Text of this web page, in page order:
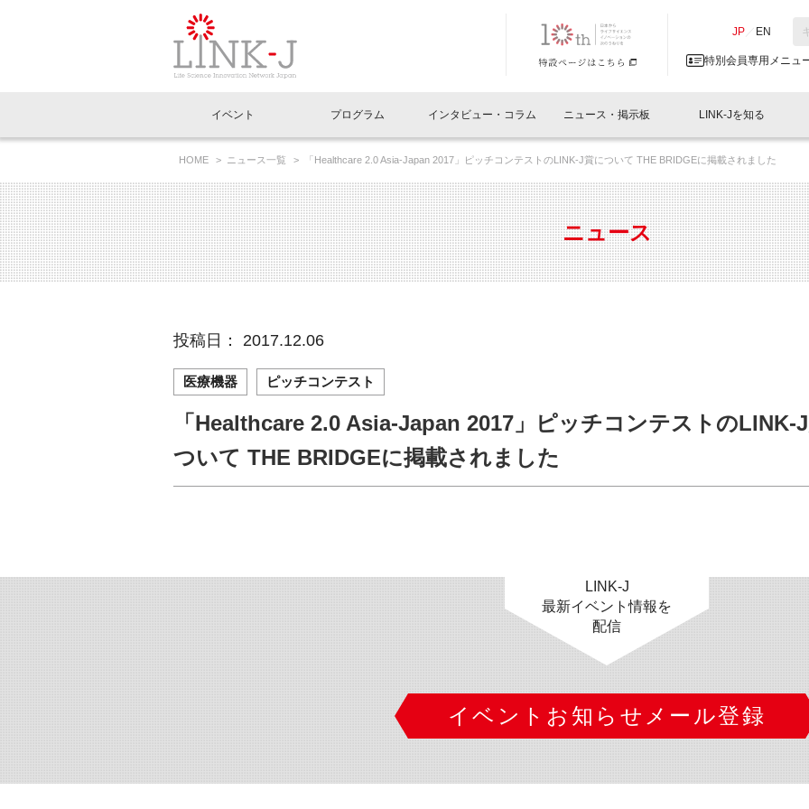
JP EN
特別会員専用メニュ
イベントお知らせメール登録
閉じる
イベント
イベント一覧
LINK-J主催・共催 特別会員開催
LINK-J協賛・協力 出展・参加
イベントレポート一覧
LINK-J主催・共催
LINK-J協賛・協力
プログラム
Out of Box相談室 What's "UNIKORN"？
インタビュー・コラム
インタビュー・コラム一覧
スペシャルインタビュー ベンチャーインタビュー 会報
連載コラム サポーターコラム 日本
ニュース・掲示板
ニュース一覧
トピック プレスリリース
メディア情報 海外関連
協賛・協力
人と情報の交流掲示板一覧
会員プレスリリース
募集
LINK-Jを知る
理事長挨拶 Why in Nihonbashi
国内外連携 サポーター紹介 事業
組織概要 パンフレット GTB
特別会員一覧 特別会員について 入会
専用メニューはこちら
ラウンジ・会議室 オフィス・ラボ 施設
アクセス
HOME ニュース一覧 「Healthcare 2.0 Asia-Japan 2017」ピッチコンテストのLINK-J賞について THE BRIDGEに掲載されました
ニュース
投稿日： 2017.12.06
医療機器 ピッチコンテスト
「Healthcare 2.0 Asia-Japan 2017」ピッチコンテストのLINK-
ついて THE BRIDGEに掲載されました
LINK-J
最新イベント情報を
配信
イベントお知らせメール登録